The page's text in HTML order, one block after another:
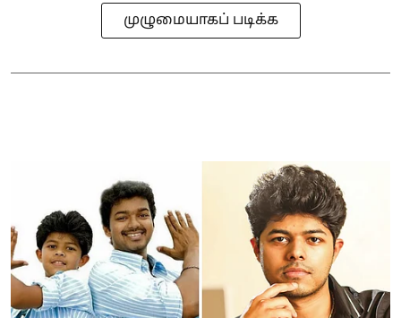
முழுமையாகப் படிக்க